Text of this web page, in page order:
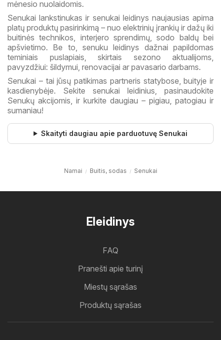
mėnesio nuolaidomis.
Senukai lankstinukas ir senukai leidinys naujausias apima
platų produktų pasirinkimą – nuo elektrinių įrankių ir dažų iki
buitinės technikos, interjero sprendimų, sodo baldų bei
apšvietimo. Be to, senuku leidinys dažnai papildomas
teminiais puslapiais, skirtais sezono aktualijoms,
pavyzdžiui: šildymui, renovacijai ar pavasario darbams.
Senukai – tai jūsų patikimas partneris statybose, buityje ir
kasdienybėje. Sekite senukai leidinius, pasinaudokite
Senukų akcijomis, ir kurkite daugiau – pigiau, patogiau ir
sumaniau!
Skaityti daugiau apie parduotuvę Senukai
Namai Buitis, sodas Senukai
Eleidinys
FAQ
Pranešti apie turinį
Miestų sąrašas
Produktų sąrašas